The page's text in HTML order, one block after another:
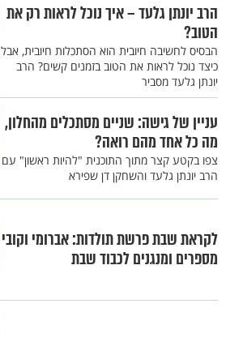
הרב יונתן גלעד – איך נוכל לראות רק את
הטוב?
הבסיס לחשיבה חיובית הוא הסתכלות חיובית, אבל
כיצד נוכל לראות את הטוב בזמנים קשים? הרב
יונתן גלעד מסביר
עניין של גישה: שניים מסתכלים מהחלון,
מה כל אחד מהם רואה?
צפו בקטע קצר מתוך התוכנית "להיות ראשון" עם
הרב יונתן גלעד והשחקן דן שפירא
לקראת שבת פרשת תולדות: אברומי וקובי
מספרים ומנגנים לכבוד שבת